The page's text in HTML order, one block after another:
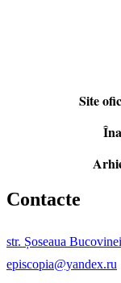
Site
Contacte
str. Șoseaua
episcopia@yandex.ru